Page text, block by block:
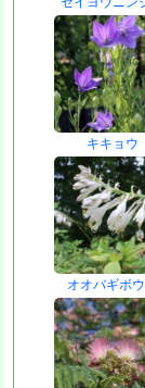
キキョウ
オオバギボ